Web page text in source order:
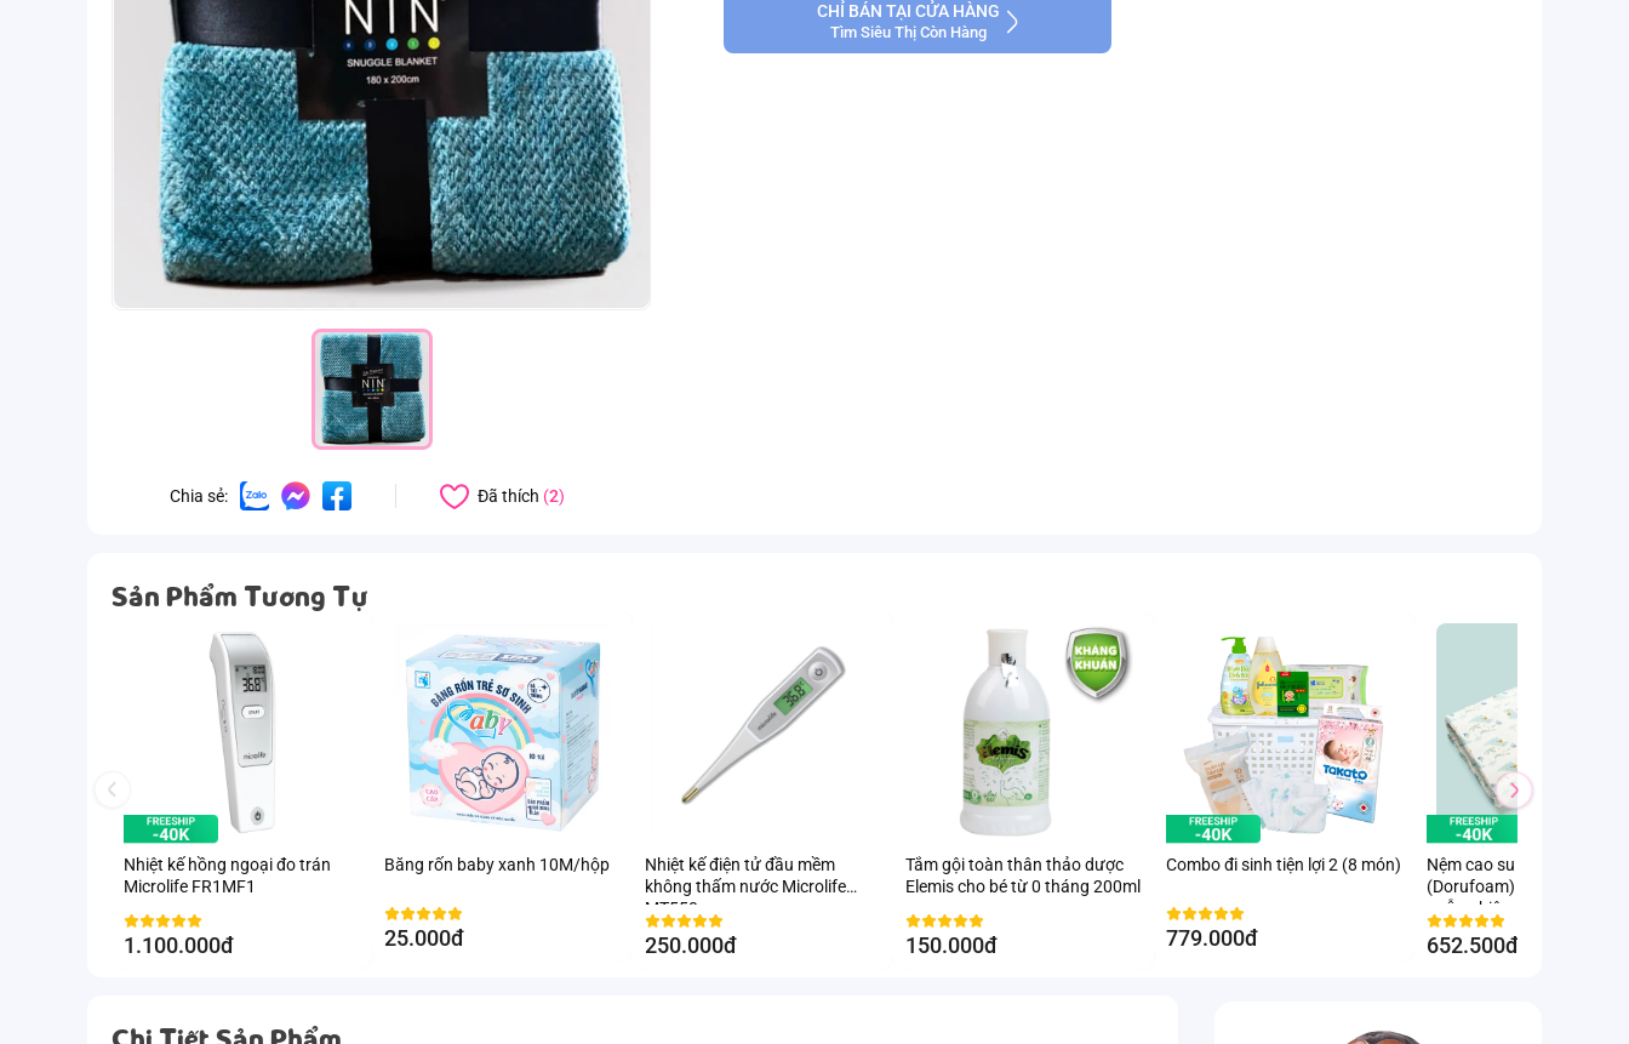
Chia sẻ: Đã thích (2)
CHỈ BÁN TẠI CỬA HÀNG
Tìm Siêu Thị Còn Hàng
Sản Phẩm Tương Tự
Nhiệt kế hồng ngoại đo trán
Microlife FR1MF1
1.100.000đ
Băng rốn baby xanh 10M/hộp
25.000đ
Nhiệt kế điện tử đầu mềm
không thấm nước Microlife
MT550
250.000đ
Tắm gội toàn thân thảo dược
Elemis cho bé từ 0 tháng 200ml
150.000đ
Combo đi sinh tiện lợi 2 (8 món)
779.000đ
Nệm cao su thiên nhiên
(Dorufoam) - Giao hoạ tiết
ngẫu nhiên
652.500đ